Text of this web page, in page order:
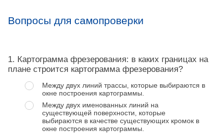
Вопросы для самопроверки
1. Картограмма фрезерования: в каких границах на
плане строится картограмма фрезерования?
Между двух линий трассы, которые выбираются в
окне построения картограммы.
Между двух именованных линий на
существующей поверхности, которые
выбираются в качестве существующих кромок в
окне построения картограммы.